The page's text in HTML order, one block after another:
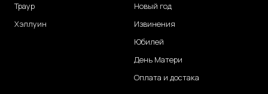
Траур
Хэллуин
Новый год
Извинения
Юбилей
День Матери
Оплата и достака